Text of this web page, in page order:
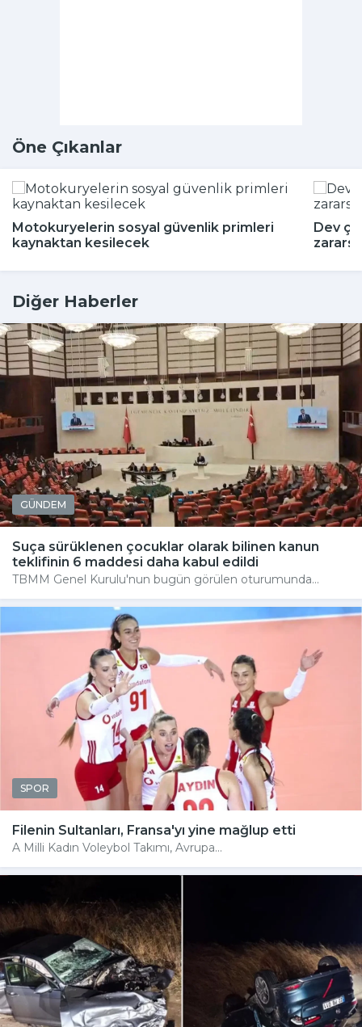
Öne Çıkanlar
Motokuryelerin sosyal güvenlik primleri
kaynaktan kesilecek
Dev
Diğer Haberler
GÜNDEM
Suça sürüklenen çocuklar olarak bilinen kanun
teklifinin 6 maddesi daha kabul edildi
TBMM Genel Kurulu'nun bugün görülen oturumunda...
SPOR
Filenin Sultanları, Fransa'yı yine mağlup etti
A Milli Kadın Voleybol Takımı, Avrupa...